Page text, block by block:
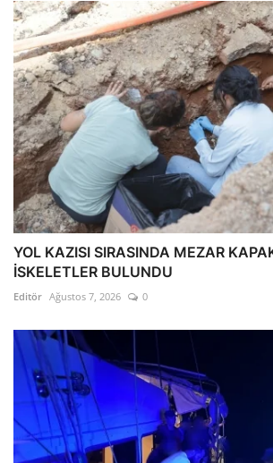
YOL KAZISI SIRASINDA MEZAR
İSKELETLER BULUNDU
Editör Ağustos 7, 2026 0